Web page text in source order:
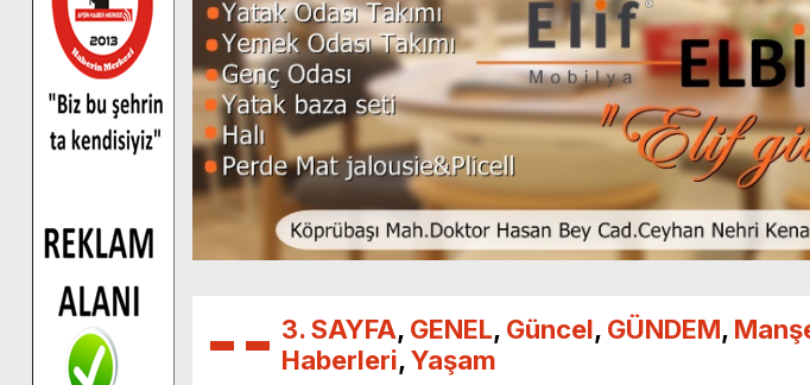
3. SAYFA, GENEL, Güncel, GÜNDEM,
Haberleri,Yaşam